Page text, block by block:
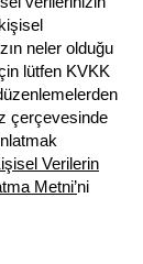
neler olduğu
lütfen KVKK
çerçevesinde
Verilerin
Metni’ni